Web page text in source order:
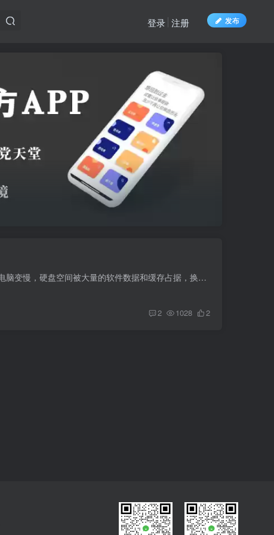
发布
登录 注册
被繁琐的软件安装和配置问题所困扰。电脑变慢，硬盘空间被大量的软件数据和缓存占据，换电脑需要重新下载安装各类软件.....这些想必是我们每个人都有过的痛苦经历想更加便携更加高效，这里Jay比...
2 1028 2